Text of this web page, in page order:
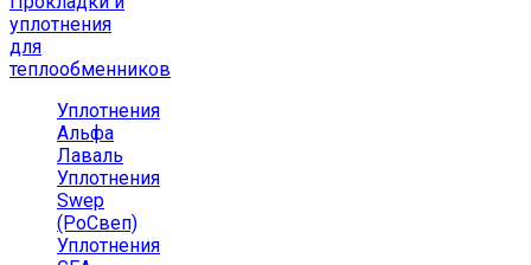
уплотнения
для
теплообменников
Уплотнения
Альфа
Лаваль
Уплотнения
Swep
(РоСвеп)
Уплотнения